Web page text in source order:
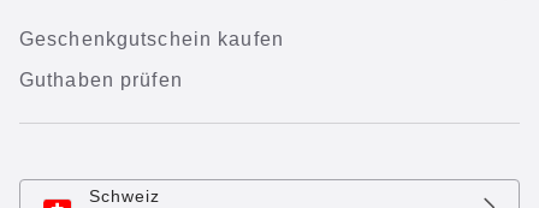
Geschenkgutschein kaufen
Guthaben prüfen
Schweiz